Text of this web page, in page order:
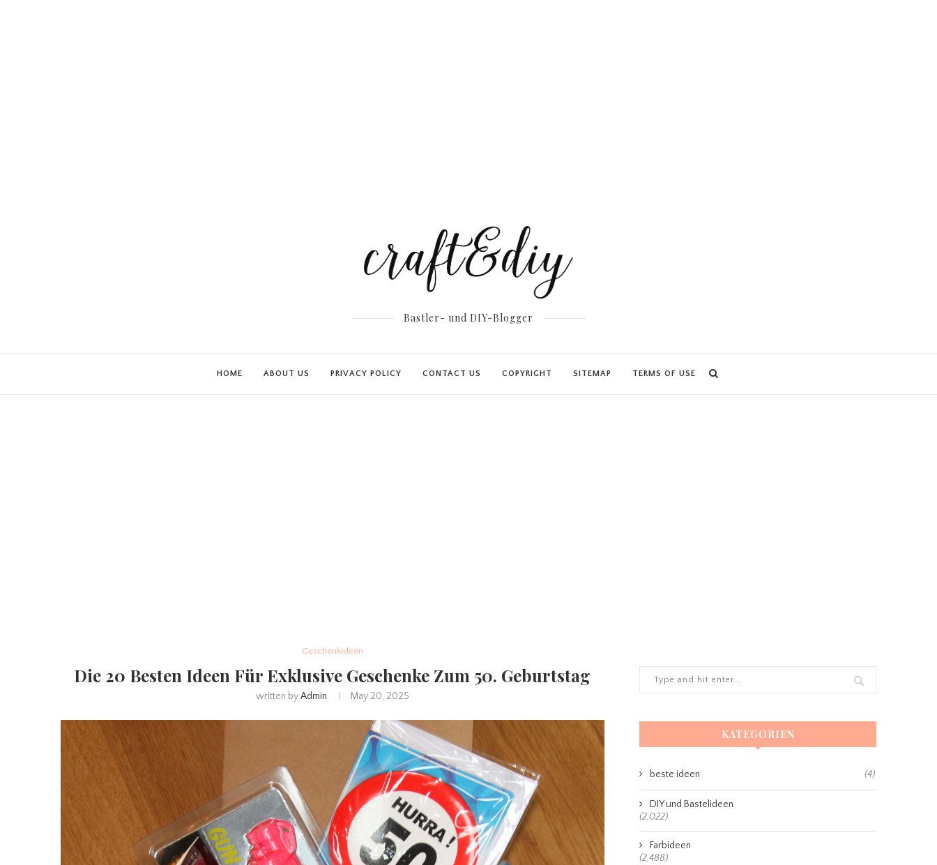
Bastler- und DIY-Blogger
HOME ABOUT US PRIVACY POLICY CONTACT US COPYRIGHT SITEMAP TERMS OF USE
Geschenkideen
Die 20 Besten Ideen Für Exklusive Geschenke Zum 50. Geburtstag
written byAdmin May 20, 2025
KATEGORIEN
beste ideen (4)
DIY und Bastelideen
(2,022)
Farbideen
(2,488)